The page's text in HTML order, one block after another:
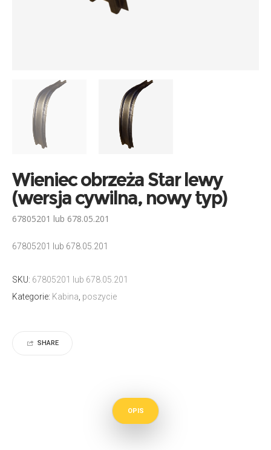
Wieniec obrzeża Star lewy
(wersja cywilna, nowy typ)
67805201 lub 678.05.201
67805201 lub 678.05.201
SKU: 67805201 lub 678.05.201
Kategorie: Kabina, poszycie
SHARE
OPIS